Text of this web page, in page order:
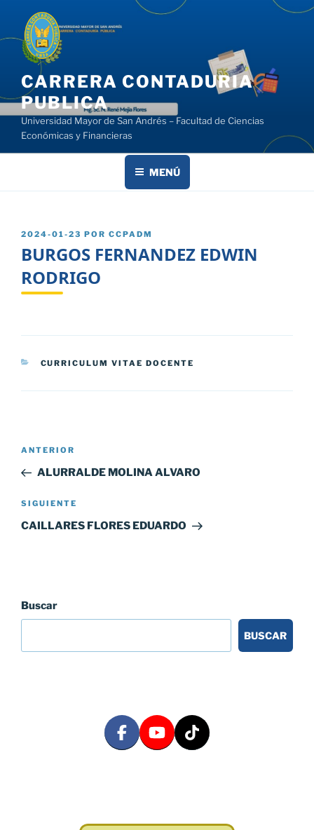
contenido
CARRERA CONTADURIA
PUBLICA
Universidad Mayor de San Andrés – Facultad de Ciencias
Económicas y Financieras
MENÚ
PUBLICADO
2024-01-23 POR CCPADM
BURGOS FERNANDEZ EDWIN
RODRIGO
CATEGORÍAS
CURRICULUM VITAE DOCENTE
Navegación
entradas
Entrada
anterior:
ANTERIOR
ALURRALDE MOLINA ALVARO
Siguiente
entrada
SIGUIENTE
CAILLARES FLORES EDUARDO
Buscar
BUSCAR